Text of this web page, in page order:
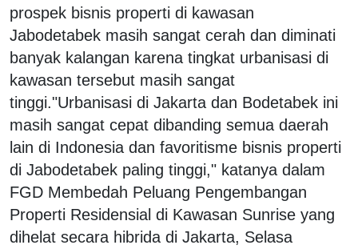
prospek bisnis properti di kawasan
Jabodetabek masih sangat cerah dan diminati
banyak kalangan karena tingkat urbanisasi di
kawasan tersebut masih sangat
tinggi."Urbanisasi di Jakarta dan Bodetabek ini
masih sangat cepat dibanding semua daerah
lain di Indonesia dan favoritisme bisnis properti
di Jabodetabek paling tinggi," katanya dalam
FGD Membedah Peluang Pengembangan
Properti Residensial di Kawasan Sunrise yang
dihelat secara hibrida di Jakarta, Selasa